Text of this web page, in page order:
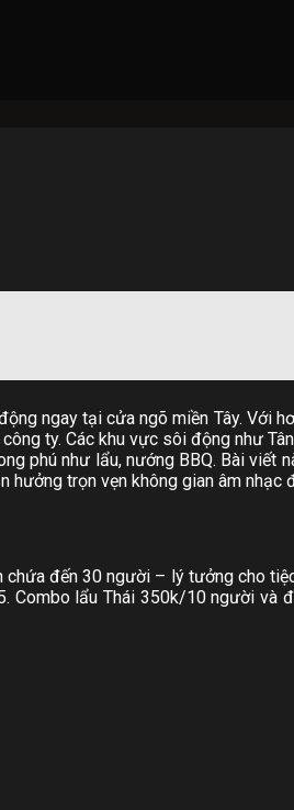
ngay tại cửa ngõ miền Tây. Với
ty. Các khu vực sôi động như
phú như lẩu, nướng BBQ. Bài
trọn vẹn không gian âm nhạc
chứa đến 30 người – lý tưởng cho
Combo lẩu Thái 350k/10 người